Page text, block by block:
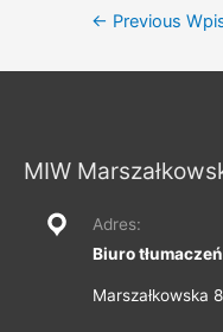
Nawigacja
← Previous
MIW
Adres:
Biuro
Marszałkowska